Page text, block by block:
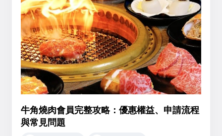
牛角燒肉會員完整攻略：優惠權益、申請流程
與常見問題